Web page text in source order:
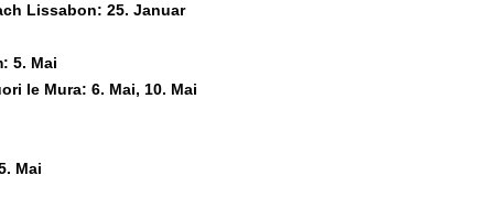
Lissabon: 25. Januar
5. Mai
le Mura: 6. Mai, 10. Mai
Mai